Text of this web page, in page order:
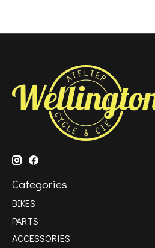
Categories
BIKES
PARTS
ACCESSORIES